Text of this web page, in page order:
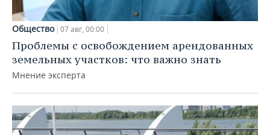
Общество 07 авг, 00:00
Проблемы с освобождением арендованных
земельных участков: что важно знать
Мнение эксперта